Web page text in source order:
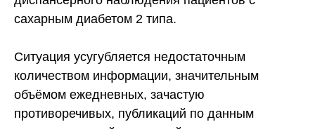
сахарным диабетом 2 типа.
Ситуация усугубляется недостаточным
количеством информации, значительным
объёмом ежедневных, зачастую
противоречивых, публикаций по данным